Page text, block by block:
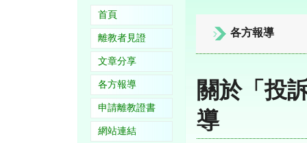
首頁
離教者見證
文章分享
各方報導
申請離教證書
網站連結
各方報導
關於「投
導